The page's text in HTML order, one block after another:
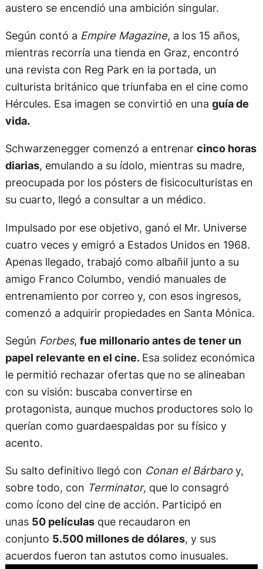
austero se encendió una ambición singular.
Según contó a Empire Magazine, a los 15 años,
mientras recorría una tienda en Graz, encontró
una revista con Reg Park en la portada, un
culturista británico que triunfaba en el cine como
Hércules. Esa imagen se convirtió en una guía de
vida.
Schwarzenegger comenzó a entrenar cinco horas
diarias, emulando a su ídolo, mientras su madre,
preocupada por los pósters de fisicoculturistas en
su cuarto, llegó a consultar a un médico.
Impulsado por ese objetivo, ganó el Mr. Universe
cuatro veces y emigró a Estados Unidos en 1968.
Apenas llegado, trabajó como albañil junto a su
amigo Franco Columbo, vendió manuales de
entrenamiento por correo y, con esos ingresos,
comenzó a adquirir propiedades en Santa Mónica.
Según Forbes, fue millonario antes de tener un
papel relevante en el cine. Esa solidez económica
le permitió rechazar ofertas que no se alineaban
con su visión: buscaba convertirse en
protagonista, aunque muchos productores solo lo
querían como guardaespaldas por su físico y
acento.
Su salto definitivo llegó con Conan el Bárbaroy,
sobre todo, con Terminator, que lo consagró
como ícono del cine de acción. Participó en
unas 50 películasque recaudaron en
conjunto 5.500 millones de dólares, y sus
acuerdos fueron tan astutos como inusuales.